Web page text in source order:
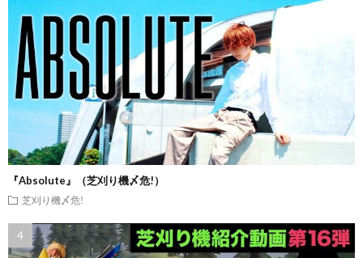
『Absolute』（芝刈り機〆危!）
芝刈り機〆危!